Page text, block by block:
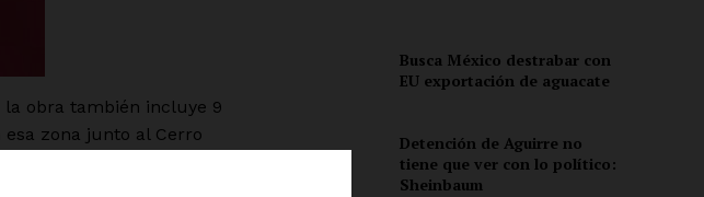
obra también incluye 9
zona junto al Cerro
Busca México destrabar con
EU exportación de aguacate
Detención de Aguirre no
tiene que ver con lo político:
Sheinbaum